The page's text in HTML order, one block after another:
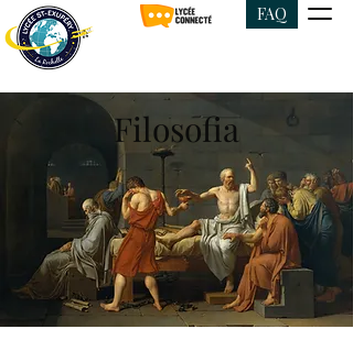
FAQ
Filosofia